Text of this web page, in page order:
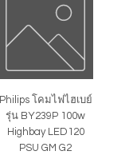
Philips โคมไฟไฮเบย์
รุ่น BY239P 100w
Highbay LED120
PSU GM G2